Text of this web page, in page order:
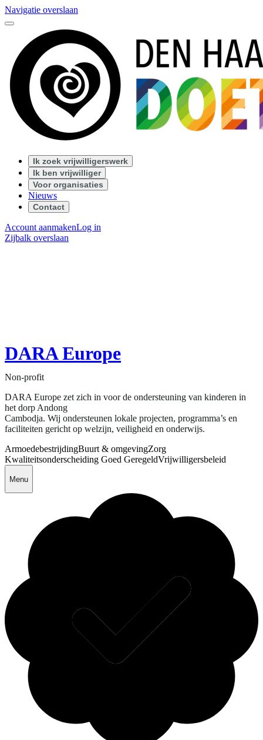
Navigatie overslaan
Ik zoek vrijwilligerswerk
Ik ben vrijwilliger
Voor organisaties
Nieuws
Contact
Account aanmakenLog in
Zijbalk overslaan
DARA Europe
Non-profit
DARA Europe zet zich in voor de ondersteuning van kinderen in
het dorp Andong
Cambodja. Wij ondersteunen lokale projecten, programma’s en
faciliteiten gericht op welzijn, veiligheid en onderwijs.
ArmoedebestrijdingBuurt & omgevingZorg
Kwaliteitsonderscheiding Goed GeregeldVrijwilligersbeleid
Menu